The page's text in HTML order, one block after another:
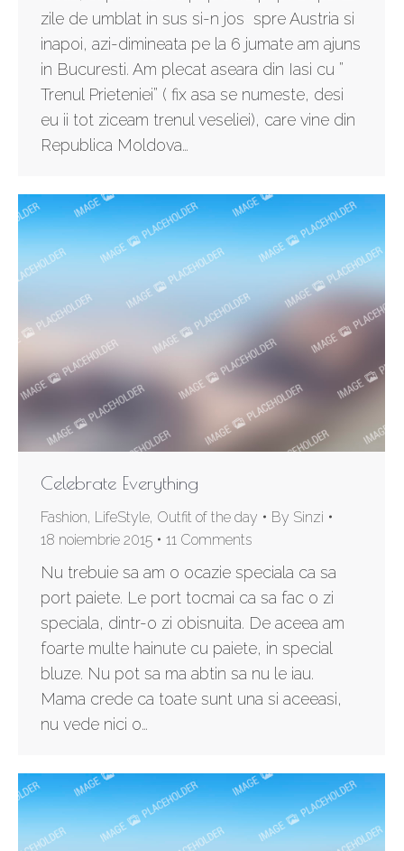
zile de umblat in sus si-n jos spre Austria si
inapoi, azi-dimineata pe la 6 jumate am ajuns
in Bucuresti. Am plecat aseara din Iasi cu ”
Trenul Prieteniei” ( fix asa se numeste, desi
eu ii tot ziceam trenul veseliei), care vine din
Republica Moldova…
Celebrate Everything
Fashion, LifeStyle, Outfit of the day By Sinzi
18 noiembrie 2015
11 Comments
Nu trebuie sa am o ocazie speciala ca sa
port paiete. Le port tocmai ca sa fac o zi
speciala, dintr-o zi obisnuita. De aceea am
foarte multe hainute cu paiete, in special
bluze. Nu pot sa ma abtin sa nu le iau.
Mama crede ca toate sunt una si aceeasi,
nu vede nici o…